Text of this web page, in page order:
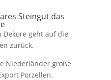
Steingut das
geht auf die
zurück.
Niederländer große
Porzellen.